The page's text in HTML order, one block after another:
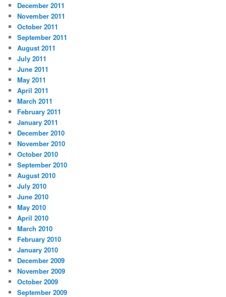
December 2011
November 2011
October 2011
September 2011
August 2011
July 2011
June 2011
May 2011
April 2011
March 2011
February 2011
January 2011
December 2010
November 2010
October 2010
September 2010
August 2010
July 2010
June 2010
May 2010
April 2010
March 2010
February 2010
January 2010
December 2009
November 2009
October 2009
September 2009